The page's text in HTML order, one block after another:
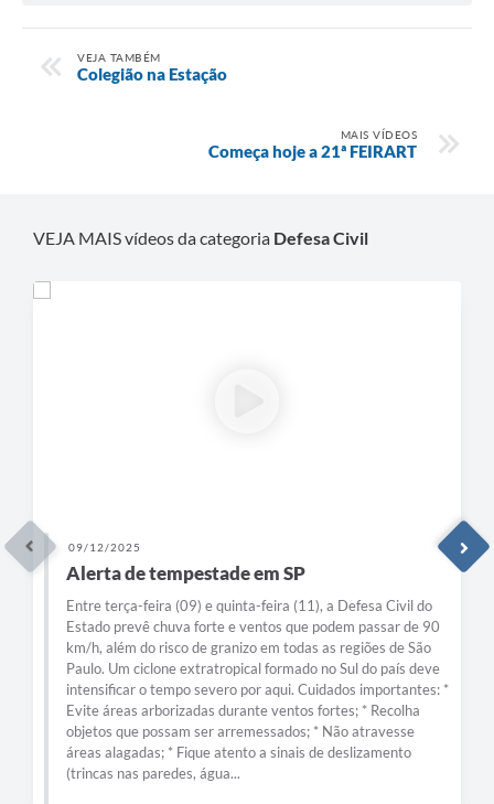
VEJA TAMBÉM
Colegião na Estação
MAIS VÍDEOS
Começa hoje a 21ª FEIRART
VEJA MAIS vídeos da categoria Defesa Civil
09/12/2025
Alerta de tempestade em SP
Entre terça-feira (09) e quinta-feira (11), a Defesa Civil do
Estado prevê chuva forte e ventos que podem passar de 90
km/h, além do risco de granizo em todas as regiões de São
Paulo. Um ciclone extratropical formado no Sul do país deve
intensificar o tempo severo por aqui. Cuidados importantes: *
Evite áreas arborizadas durante ventos fortes; * Recolha
objetos que possam ser arremessados; * Não atravesse
áreas alagadas; * Fique atento a sinais de deslizamento
(trincas nas paredes, água...